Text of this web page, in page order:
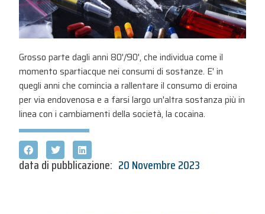
Grosso parte dagli anni 80'/90', che individua come il
momento spartiacque nei consumi di sostanze. E' in
quegli anni che comincia a rallentare il consumo di eroina
per via endovenosa e a farsi largo un'altra sostanza più in
linea con i cambiamenti della società, la cocaina.
data di pubblicazione: 20 Novembre 2023